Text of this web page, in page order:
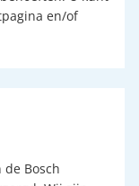
en/of
Bosch